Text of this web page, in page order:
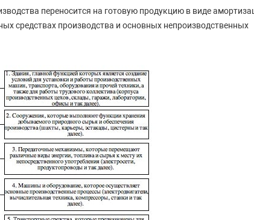
переносится на готовую продукцию в виде
средствах производства и основных непроизводственных